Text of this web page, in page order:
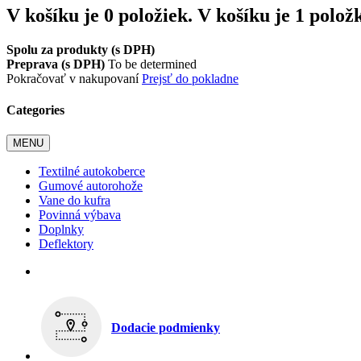
V košíku je 0 položiek. V košíku je 1
Spolu za produkty (s DPH)
Preprava (s DPH) To be determined
Pokračovať v nakupovaníPrejsť do pokladne
Categories
MENU
Textilné autokoberce
Gumové autorohože
Vane do kufra
Povinná výbava
Doplnky
Deflektory
Dodacie podmienky